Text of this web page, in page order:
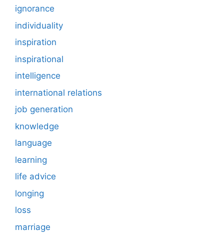
ignorance
individuality
inspiration
inspirational
intelligence
international relations
job generation
knowledge
language
learning
life advice
longing
loss
marriage